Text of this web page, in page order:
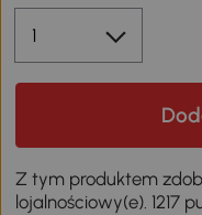
Z tym produktem
lojalnościowy(e). 1217